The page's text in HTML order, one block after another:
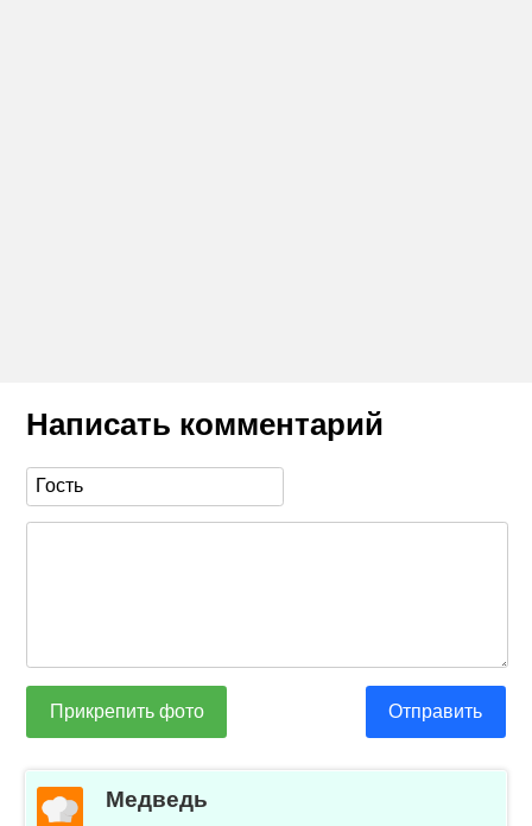
Написать комментарий
Прикрепить фото Отправить
Медведь